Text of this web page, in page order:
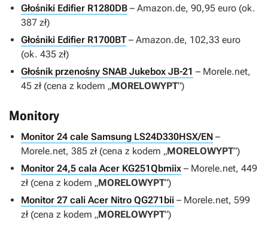
Głośniki Edifier R1280DB – Amazon.de, 90,95 euro (ok.
387 zł)
Głośniki Edifier R1700BT– Amazon.de, 102,33 euro
(ok. 435 zł)
Głośnik przenośny SNAB Jukebox JB-21 – Morele.net,
45 zł (cena z kodem „MORELOWYPT”)
Monitory
Monitor 24 cale Samsung LS24D330HSX/EN –
Morele.net, 385 zł (cena z kodem „MORELOWYPT”)
Monitor 24,5 cala Acer KG251Qbmiix – Morele.net, 449
zł (cena z kodem „MORELOWYPT”)
Monitor 27 cali Acer Nitro QG271bii – Morele.net, 599
zł (cena z kodem „MORELOWYPT”)